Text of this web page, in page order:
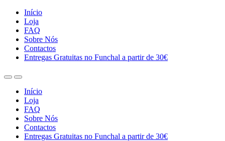
Início
Loja
FAQ
Sobre Nós
Contactos
Entregas Gratuitas no Funchal a partir de 30€
Início
Loja
FAQ
Sobre Nós
Contactos
Entregas Gratuitas no Funchal a partir de 30€